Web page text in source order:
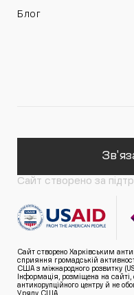
Блог
Сайт створено за
Сайт створено Харківським
сприяння громадській
США з міжнародного розвитку
Інформація, розміщена на сайті,
антикорупційного центру й не
Уряду США.